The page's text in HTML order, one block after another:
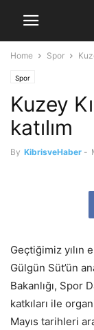
Home Spor
Spor
Kuzey
katılım
By KibrisveHaber -
Geçtiğimiz yılın
Gülgün Süt’ün
Bakanlığı, Spor
katkıları ile
Mayıs tarihleri